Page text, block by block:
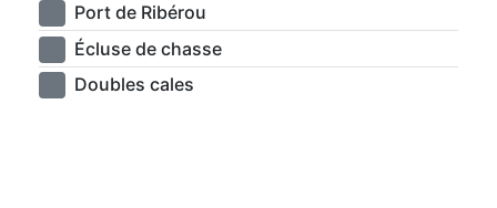
Port de Ribérou
Écluse de chasse
Doubles cales